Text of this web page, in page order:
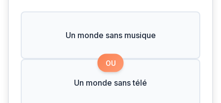
Un monde sans musique
OU
Un monde sans télé